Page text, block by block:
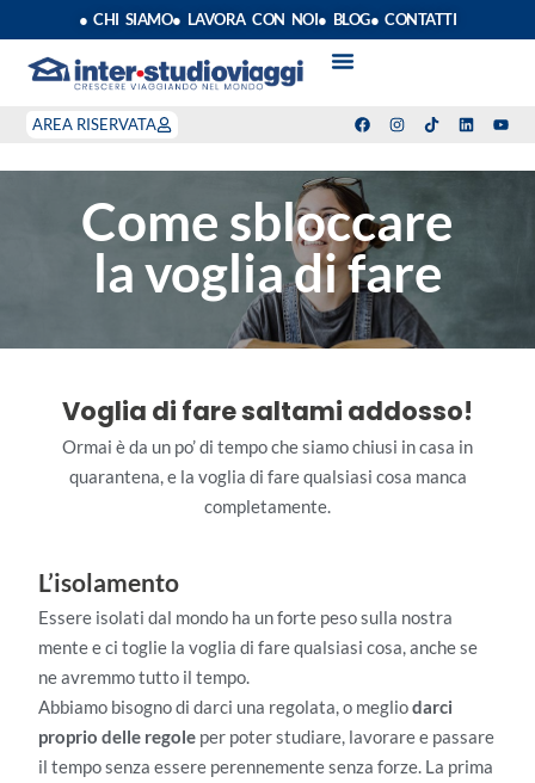
● CHI SIAMO● LAVORA CON NOI● BLOG● CONTATTI
AREA RISERVATA
Come sbloccare
la voglia di fare
Voglia di fare saltami addosso!
Ormai è da un po’ di tempo che siamo chiusi in casa in
quarantena, e la voglia di fare qualsiasi cosa manca
completamente.
L’isolamento
Essere isolati dal mondo ha un forte peso sulla nostra
mente e ci toglie la voglia di fare qualsiasi cosa, anche se
ne avremmo tutto il tempo.
Abbiamo bisogno di darci una regolata, o megliodarci
proprio delle regole per poter studiare, lavorare e passare
il tempo senza essere perennemente senza forze. La prima